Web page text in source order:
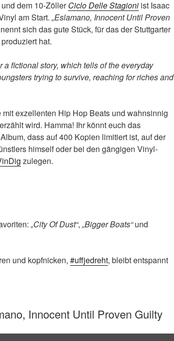
und dem 10-ZöllerCiclo Delle Stagioni ist Isaac
am Start. „Eslamano, Innocent Until Proven
sich das gute Stück, für das der Stuttgarter
hat.
a fictional story, which tells of the everyday
trying to survive, reaching for riches and
exzellenten Hip Hop Beats und wahnsinnig
wird. Hamma! Ihr könnt euch das
dass auf 400 Kopien limitiert ist, auf der
himself oder bei den gängigen Vinyl-
zulegen.
„City Of Dust“, „Bigger Boats“und
und kopfnicken, #uffjedreht, bleibt entspannt
Innocent Until Proven Guilty